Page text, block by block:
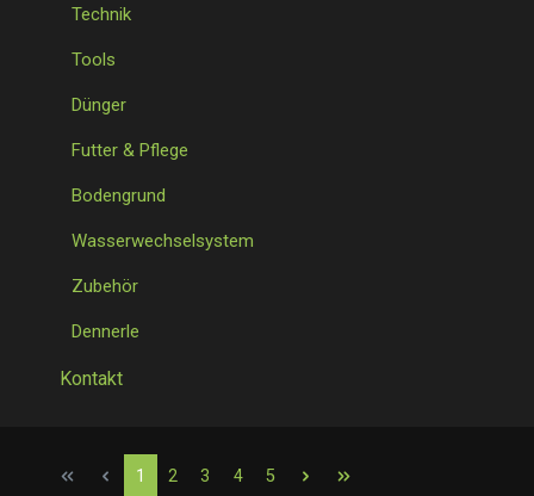
Technik
Tools
Dünger
Futter & Pflege
Bodengrund
Wasserwechselsystem
Zubehör
Dennerle
Kontakt
Seite
1 Seite
2 Seite
3 Seite
4 Seite
5